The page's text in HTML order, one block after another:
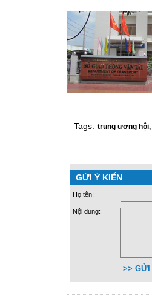
Tags: trung ương hội,
GỬI Ý KIẾN
Họ tên:
Nội dung:
>> GỬI